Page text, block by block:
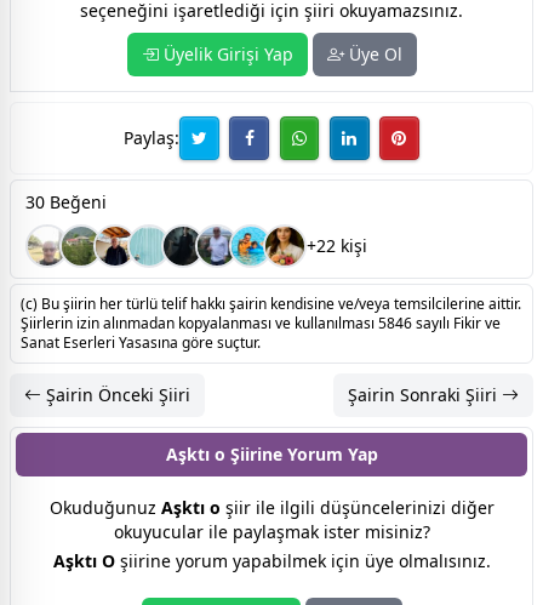
seçeneğini işaretlediği için şiiri okuyamazsınız.
Üyelik Girişi Yap
Üye Ol
Paylaş:
30 Beğeni
+22 kişi
(c) Bu şiirin her türlü telif hakkı şairin kendisine ve/veya temsilcilerine aittir.
Şiirlerin izin alınmadan kopyalanması ve kullanılması 5846 sayılı Fikir ve
Sanat Eserleri Yasasına göre suçtur.
Şairin Önceki Şiiri Şairin Sonraki Şiiri
Aşktı o Şiirine Yorum Yap
Okuduğunuz Aşktı o şiir ile ilgili düşüncelerinizi diğer
okuyucular ile paylaşmak ister misiniz?
Aşktı Oşiirine yorum yapabilmek için üye olmalısınız.